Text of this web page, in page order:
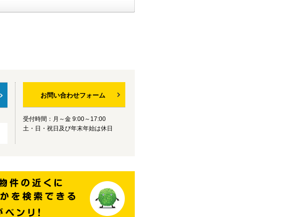
お問い合わせフォーム
受付時間：月～金 9:00～17:00
土・日・祝日及び年末年始は休日